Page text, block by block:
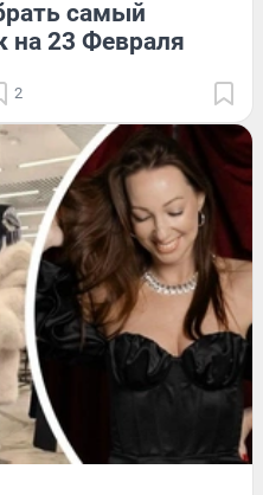
самый
на 23 Февраля
2